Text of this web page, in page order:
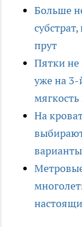
Больше
прут
Пятки
уже на
мягкость
На